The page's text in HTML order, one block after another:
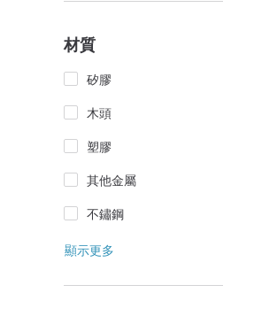
材質
矽膠
木頭
塑膠
其他金屬
不鏽鋼
顯示更多